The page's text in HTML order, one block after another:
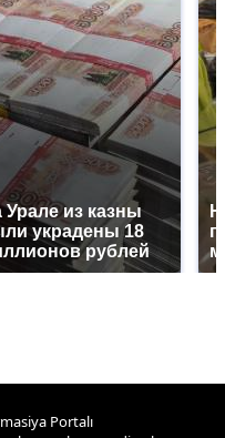
Урале из казны
украдены 18
рублей
Portalı